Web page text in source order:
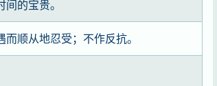
的宝贵。
顺从地忍受；不作反抗。